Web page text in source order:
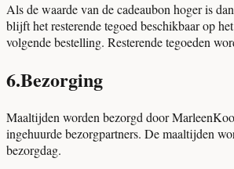
Als de waarde van de cadeaubon hoger is
blijft het resterende tegoed beschikbaar op
volgende bestelling. Resterende tegoeden
6.Bezorging
Maaltijden worden bezorgd door
ingehuurde bezorgpartners. De maaltijden
bezorgdag.